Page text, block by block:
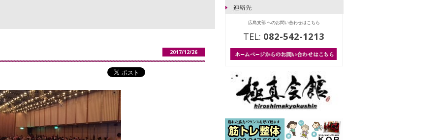
2017/12/26
広島支部 へのお問い合わせはこちら
TEL: 082-542-1213